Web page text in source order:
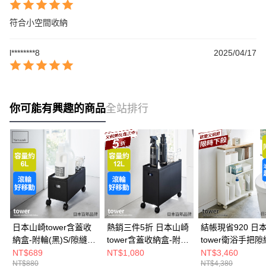
符合小空間收納
l********8 2025/04/17
你可能有興趣的商品全站排行
日本山崎tower含蓋收
納盒-附輪(黑)S/隙縫推
車/儲物盒/隙縫櫃
NT$689
NT$880
熱銷三件5折 日本山崎
tower含蓋收納盒-附輪
(黑)L/隙縫推車/儲物盒/
NT$1,080
結帳現省920 日
tower衛浴手把隙
車(白)/衛浴收納/
櫃/細縫收納/衛浴
NT$3,460
NT$4,380